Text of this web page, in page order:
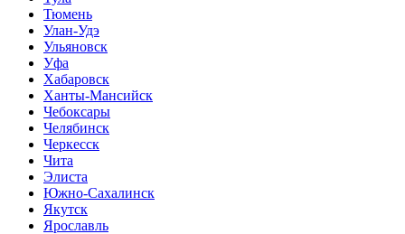
Тюмень
Улан-Удэ
Ульяновск
Уфа
Хабаровск
Ханты-Мансийск
Чебоксары
Челябинск
Черкесск
Чита
Элиста
Южно-Сахалинск
Якутск
Ярославль